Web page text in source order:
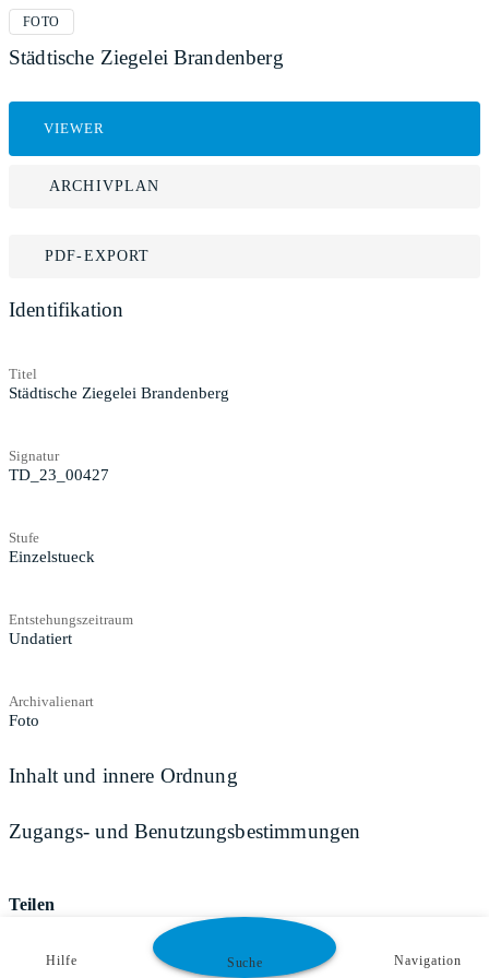
FOTO
Städtische Ziegelei Brandenberg
VIEWER
ARCHIVPLAN
PDF-EXPORT
Identifikation
Titel
Städtische Ziegelei Brandenberg
Signatur
TD_23_00427
Stufe
Einzelstueck
Entstehungszeitraum
Undatiert
Archivalienart
Foto
Inhalt und innere Ordnung
Zugangs- und Benutzungsbestimmungen
Teilen
Hilfe Suche Navigation